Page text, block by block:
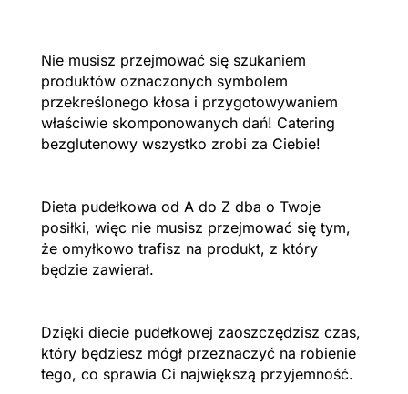
Nie musisz przejmować się szukaniem
produktów oznaczonych symbolem
przekreślonego kłosa i przygotowywaniem
właściwie skomponowanych dań! Catering
bezglutenowy wszystko zrobi za Ciebie!
Dieta pudełkowa od A do Z dba o Twoje
posiłki, więc nie musisz przejmować się tym,
że omyłkowo trafisz na produkt, z który
będzie zawierał.
Dzięki diecie pudełkowej zaoszczędzisz czas,
który będziesz mógł przeznaczyć na robienie
tego, co sprawia Ci największą przyjemność.